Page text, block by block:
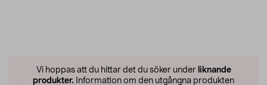
Vi hoppas att du hittar det du söker under liknande
produkter. Information om den utgångna produkten